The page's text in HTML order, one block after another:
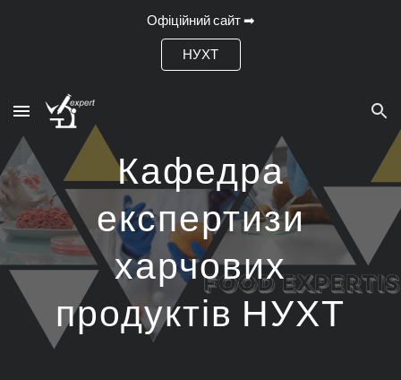
Офіційний сайт ➡
НУХТ
Кафедра
експертизи
харчових
продуктів НУХТ